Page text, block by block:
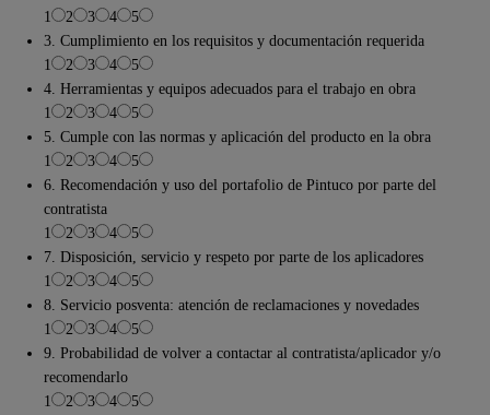
1
2 3 4
5
3. Cumplimiento en los requisitos y documentación requerida
1
2 3 4
5
4. Herramientas y equipos adecuados para el trabajo en obra
1
2 3 4
5
5. Cumple con las normas y aplicación del producto en la obra
1
2 3 4
5
6. Recomendación y uso del portafolio de Pintuco por parte del
contratista
1
2 3 4
5
7. Disposición, servicio y respeto por parte de los aplicadores
1
2 3 4
5
8. Servicio posventa: atención de reclamaciones y novedades
1
2 3 4
5
9. Probabilidad de volver a contactar al contratista/aplicador y/o
recomendarlo
1
2 3 4
5